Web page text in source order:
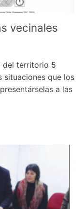
vecinales
del territorio 5
situaciones que los
a las